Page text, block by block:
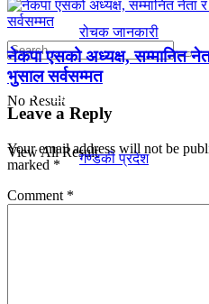
No Result
View All Result
रोचक जानकारी
प्रदेश
गण्डकी प्रदेश
नेकपा एसको अध्यक्ष, सम्मानित
भुसाल सर्वसम्मत
Leave a Reply
Your email address will not be
marked *
Comment *